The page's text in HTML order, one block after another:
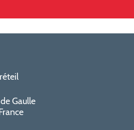
Gaulle